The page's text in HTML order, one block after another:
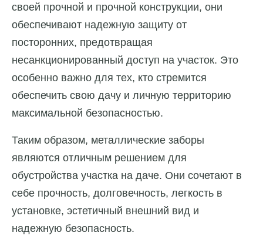
своей прочной и прочной конструкции, они
обеспечивают надежную защиту от
посторонних, предотвращая
несанкционированный доступ на участок. Это
особенно важно для тех, кто стремится
обеспечить свою дачу и личную территорию
максимальной безопасностью.
Таким образом, металлические заборы
являются отличным решением для
обустройства участка на даче. Они сочетают в
себе прочность, долговечность, легкость в
установке, эстетичный внешний вид и
надежную безопасность.